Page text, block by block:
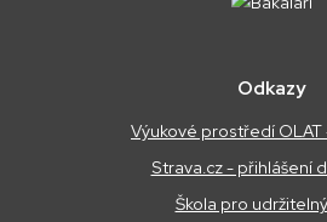
Odkazy
Výukové prostředí OLAT
Strava.cz - přihlášení
Škola pro